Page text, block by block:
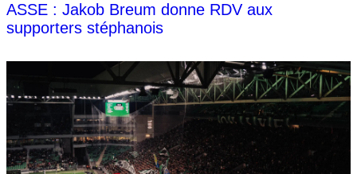
ASSE : Jakob Breum donne RDV aux
supporters stéphanois